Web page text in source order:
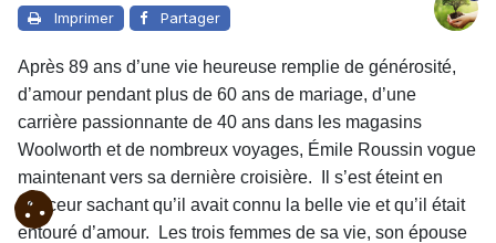
Imprimer Partager
Après 89 ans d’une vie heureuse remplie de générosité,
d’amour pendant plus de 60 ans de mariage, d’une
carrière passionnante de 40 ans dans les magasins
Woolworth et de nombreux voyages, Émile Roussin vogue
maintenant vers sa dernière croisière. Il s’est éteint en
douceur sachant qu’il avait connu la belle vie et qu’il était
entouré d’amour. Les trois femmes de sa vie, son épouse